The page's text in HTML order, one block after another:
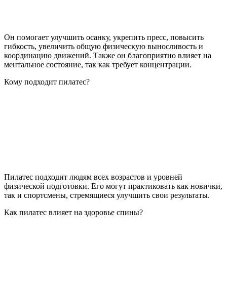
Он помогает улучшить осанку, укрепить пресс, повысить
гибкость, увеличить общую физическую выносливость и
координацию движений. Также он благоприятно влияет на
ментальное состояние, так как требует концентрации.
Кому подходит пилатес?
Пилатес подходит людям всех возрастов и уровней
физической подготовки. Его могут практиковать как новички,
так и спортсмены, стремящиеся улучшить свои результаты.
Как пилатес влияет на здоровье спины?